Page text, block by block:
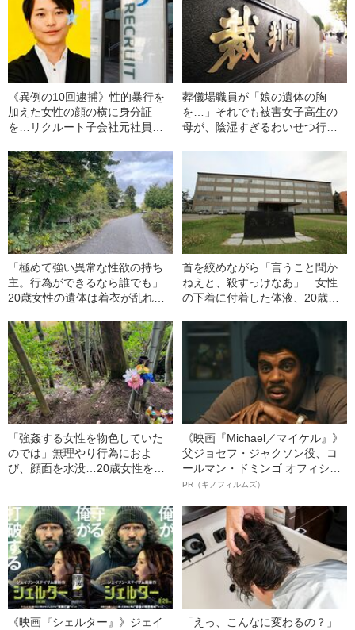
《異例の10回逮捕》性的暴行を
加えた女性の顔の横に身分証
を…リクルート子会社元社員
押収したスマホ動画で明らかに
なった“異常な手口”
葬儀場職員が「娘の遺体の胸
を…」それでも被害女子高生の
母が、陰湿すぎるわいせつ行為
「極めて強い異常な性欲の持ち
主。行為ができるなら誰でも」
20歳女性の遺体は着衣が乱れ胸
首を絞めながら「言うこと聞か
ねえと、殺すっけなあ」…女性
の下着に付着した体液、20歳女
「強姦する女性を物色していた
のでは」無理やり行為におよ
び、顔面を水没…20歳女性を惨
《映画『Michael／マイケル』》
父ジョセフ・ジャクソン役、コ
ールマン・ドミンゴ オフィシャ
ルインタビュー“観客を魅了した
語る”《日本興収70億円突破》
PR（キノフィルムズ）
《映画『シェルター』》ジェイ
「えっ、こんなに変わるの？」